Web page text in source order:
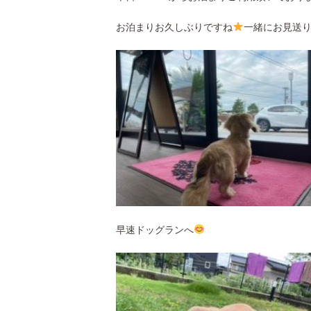
お泊まりお久しぶりですね 一緒にお見送
早速ドッグランへ